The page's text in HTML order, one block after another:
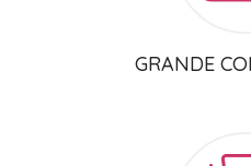
GRANDE